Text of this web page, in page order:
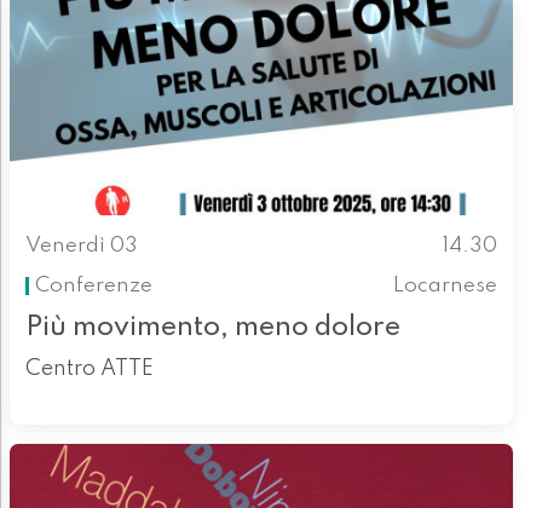
Venerdì 03
14.30
Conferenze
Locarnese
Più movimento, meno dolore
Centro ATTE